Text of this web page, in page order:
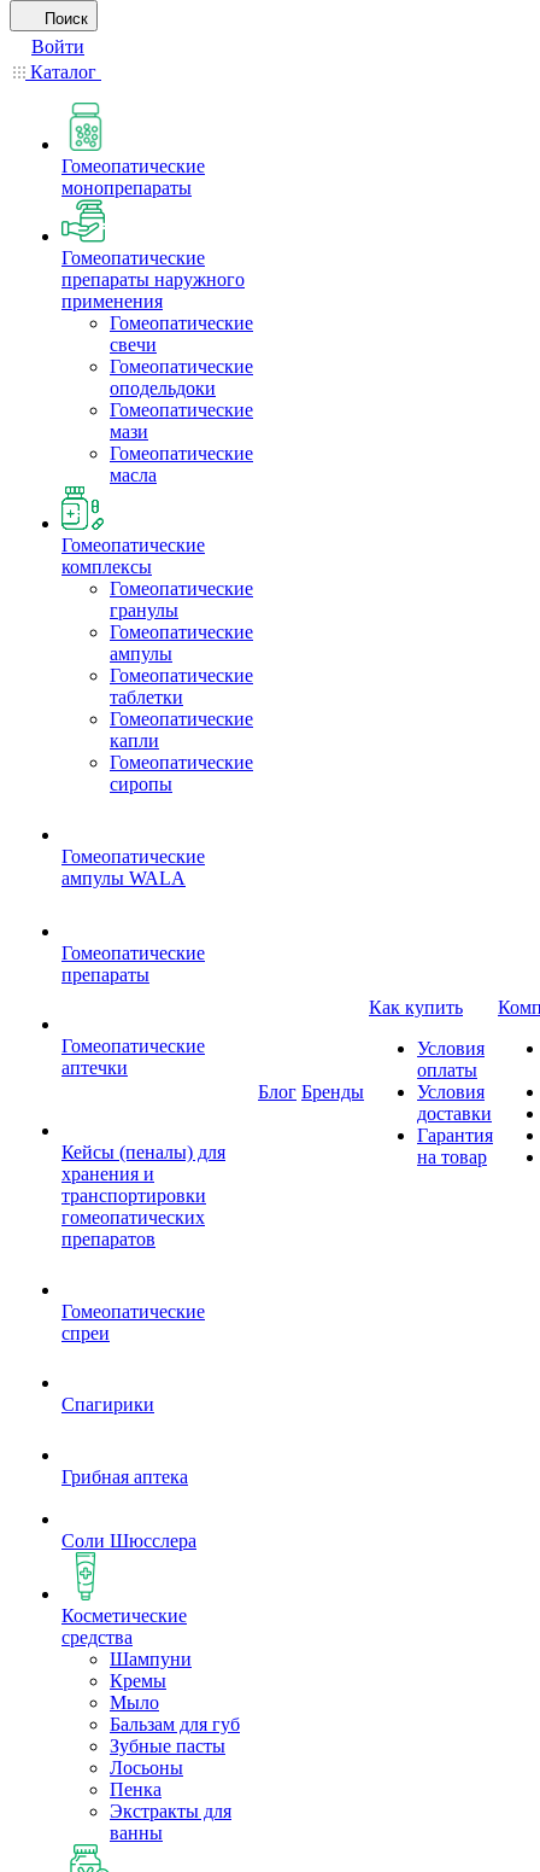
Поиск
Войти
Каталог
Гомеопатические
монопрепараты
Гомеопатические
препараты наружного
применения
Гомеопатические
свечи
Гомеопатические
оподельдоки
Гомеопатические
мази
Гомеопатические
масла
Гомеопатические
комплексы
Гомеопатические
гранулы
Гомеопатические
ампулы
Гомеопатические
таблетки
Гомеопатические
капли
Гомеопатические
сиропы
Гомеопатические
ампулы WALA
Гомеопатические
препараты
Гомеопатические
аптечки
Кейсы (пеналы) для
хранения и
транспортировки
гомеопатических
препаратов
Гомеопатические
спреи
Спагирики
Грибная аптека
Соли Шюсслера
Косметические
средства
Шампуни
Кремы
Мыло
Бальзам для губ
Зубные пасты
Лосьоны
Пенка
Экстракты для
ванны
Блог Бренды
Как купить
Условия
оплаты
Условия
доставки
Гарантия
на товар